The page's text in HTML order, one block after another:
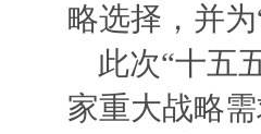
略选择，并
此次“十五
家重大战略